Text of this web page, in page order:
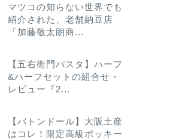
マツコの知らない世界でも
紹介された、老舗納豆店
「加藤敬太朗商...
【五右衛門パスタ】ハーフ
&ハーフセットの組合せ・
レビュー『2...
【バトンドール】大阪土産
はコレ！限定高級ポッキー